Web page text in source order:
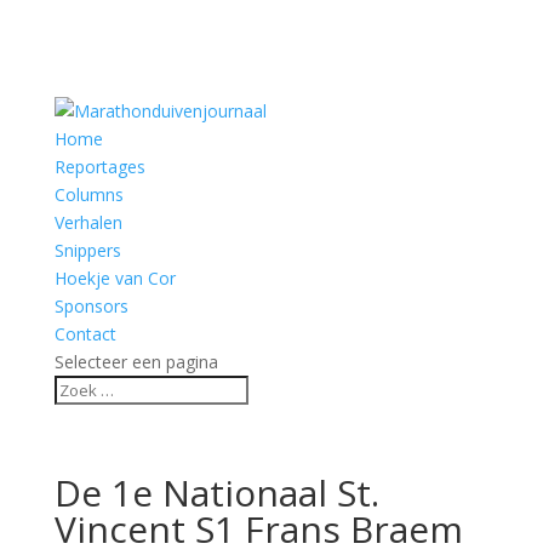
Home
Reportages
Columns
Verhalen
Snippers
Hoekje van Cor
Sponsors
Contact
Selecteer een pagina
De 1e Nationaal St.
Vincent S1 Frans Braem